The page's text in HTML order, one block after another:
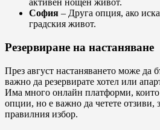
активен нощен живот.
София – Друга опция, ако
градския живот.
Резервиране на настаняване
През август настаняването може да
важно да резервирате хотел или
Има много онлайн платформи,
опции, но е важно да четете отзиви,
правилния избор.